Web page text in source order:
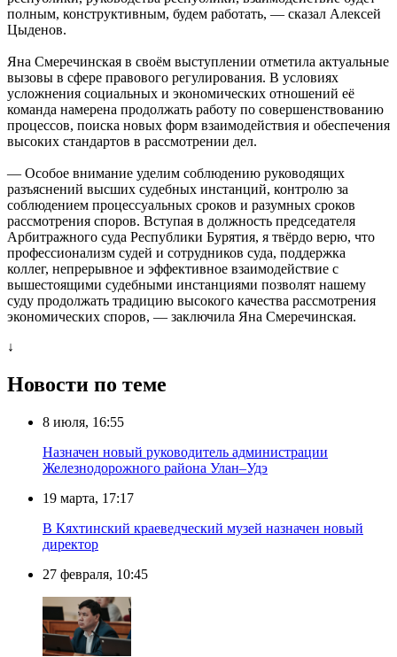
полным, конструктивным, будем работать, — сказал Алексей
Цыденов.
Яна Смеречинская в своём выступлении отметила актуальные
вызовы в сфере правового регулирования. В условиях
усложнения социальных и экономических отношений её
команда намерена продолжать работу по совершенствованию
процессов, поиска новых форм взаимодействия и обеспечения
высоких стандартов в рассмотрении дел.
— Особое внимание уделим соблюдению руководящих
разъяснений высших судебных инстанций, контролю за
соблюдением процессуальных сроков и разумных сроков
рассмотрения споров. Вступая в должность председателя
Арбитражного суда Республики Бурятия, я твёрдо верю, что
профессионализм судей и сотрудников суда, поддержка
коллег, непрерывное и эффективное взаимодействие с
вышестоящими судебными инстанциями позволят нашему
суду продолжать традицию высокого качества рассмотрения
экономических споров, — заключила Яна Смеречинская.
↓
Новости по теме
8 июля, 16:55
Назначен новый руководитель администрации
Железнодорожного района Улан–Удэ
19 марта, 17:17
В Кяхтинский краеведческий музей назначен новый
директор
27 февраля, 10:45